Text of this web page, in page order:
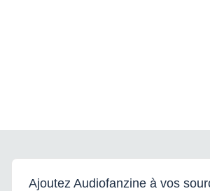
Ajoutez Audiofanzine à vos